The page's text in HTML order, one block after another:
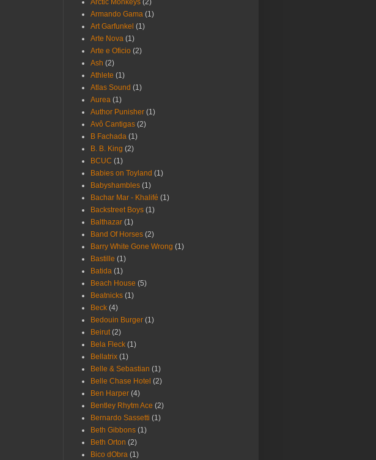
Arctic Monkeys (2)
Armando Gama (1)
Art Garfunkel (1)
Arte Nova (1)
Arte e Oficio (2)
Ash (2)
Athlete (1)
Atlas Sound (1)
Aurea (1)
Author Punisher (1)
Avô Cantigas (2)
B Fachada (1)
B. B. King (2)
BCUC (1)
Babies on Toyland (1)
Babyshambles (1)
Bachar Mar - Khalifé (1)
Backstreet Boys (1)
Balthazar (1)
Band Of Horses (2)
Barry White Gone Wrong (1)
Bastille (1)
Batida (1)
Beach House (5)
Beatnicks (1)
Beck (4)
Bedouin Burger (1)
Beirut (2)
Bela Fleck (1)
Bellatrix (1)
Belle & Sebastian (1)
Belle Chase Hotel (2)
Ben Harper (4)
Bentley Rhytm Ace (2)
Bernardo Sassetti (1)
Beth Gibbons (1)
Beth Orton (2)
Bico dObra (1)